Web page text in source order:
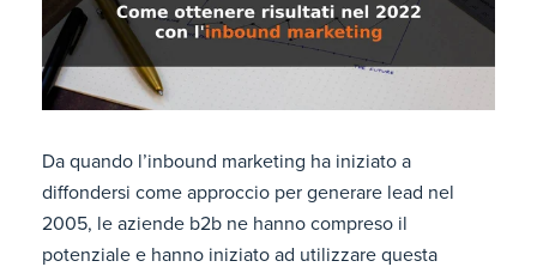
Da quando l’inbound marketing ha iniziato a
diffondersi come approccio per generare lead nel
2005, le aziende b2b ne hanno compreso il
potenziale e hanno iniziato ad utilizzare questa